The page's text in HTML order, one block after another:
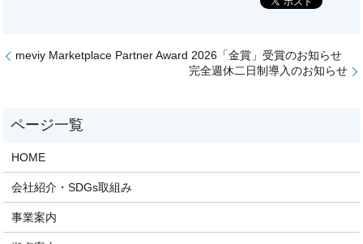
meviy Marketplace Partner Award 2026「金賞」受賞のお知らせ
完全週休二日制導入のお知らせ
HOME
会社紹介・SDGs取組み
事業案内